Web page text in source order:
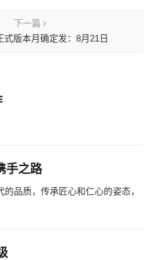
下一篇
式版本月确定发：8月21日
手之路
品质，传承匠心和仁心的姿态，